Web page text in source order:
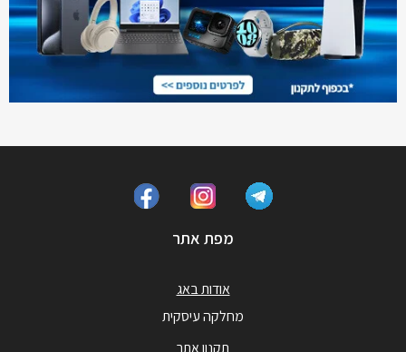
מפת אתר
אודות באג
מחלקה עיסקית
תקנון אתר